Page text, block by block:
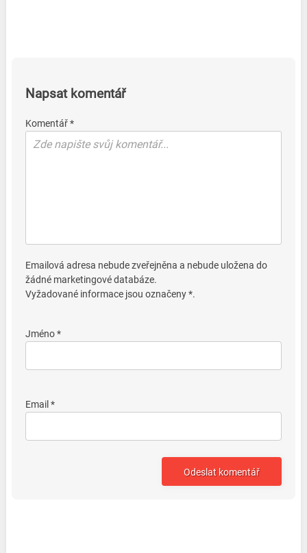
Napsat komentář
Komentář *
Emailová adresa nebude zveřejněna a nebude uložena do
žádné marketingové databáze.
Vyžadované informace jsou označeny *.
Jméno *
Email *